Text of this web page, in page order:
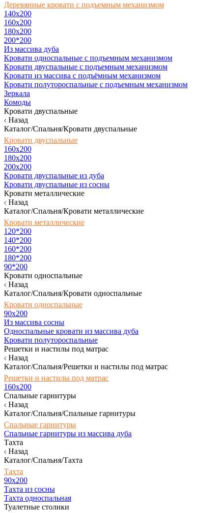
Деревянные кровати с подъемным механизмом
140x200
160х200
180х200
200*200
Из массива дуба
Кровати односпальные с подъемным механизмом
Кровати двуспальные с подъемным механизмом
Кровати из массива с подъёмным механизмом
Кровати полутороспальные с подъемным механизмом
Зеркала
Комоды
Кровати двуспальные
Назад
Каталог/Спальня/Кровати двуспальные
Кровати двуспальные
160х200
180x200
200x200
Кровати двуспальные из дуба
Кровати двуспальные из сосны
Кровати металлические
Назад
Каталог/Спальня/Кровати металлические
Кровати металлические
120*200
140*200
160*200
180*200
90*200
Кровати односпальные
Назад
Каталог/Спальня/Кровати односпальные
Кровати односпальные
90х200
Из массива сосны
Односпальные кровати из массива дуба
Кровати полутороспальные
Решетки и настилы под матрас
Назад
Каталог/Спальня/Решетки и настилы под матрас
Решетки и настилы под матрас
160х200
Спальные гарнитуры
Назад
Каталог/Спальня/Спальные гарнитуры
Спальные гарнитуры
Спальные гарнитуры из массива дуба
Тахта
Назад
Каталог/Спальня/Тахта
Тахта
90х200
Тахта из сосны
Тахта односпальная
Туалетные столики